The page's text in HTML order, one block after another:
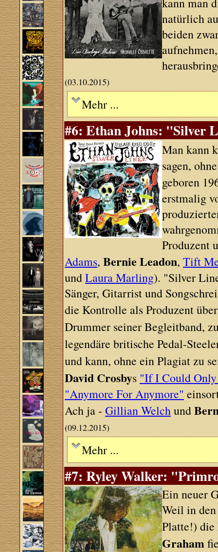
natürlich
beiden
(03.10.2015)
Mehr ...
#6: Ethan Johns: "Silver
Man kann
sagen,
geboren
erstmalig
Produzent
Adams,Bernie Leadon,Tift
undLaura Marling). "Silver
Sänger, Gitarrist und
die Kontrolle als Produzent
Drummer seiner Begleitband,
legendäre britische Pedal-
und kann, ohne ein Plagiat zu
David Crosbys "If I Could
"Anymore For Anymore"
Ach ja -Gillian Welchund
(09.12.2015)
Mehr ...
#7: Ryley Walker:
Ein neuer
Weil in
Platte!)
Graham